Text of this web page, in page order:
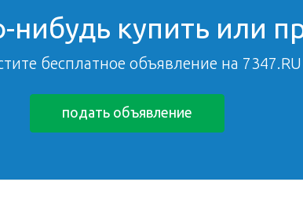
нибудь купить или
бесплатное объявление на 7347.RU
подать объявление